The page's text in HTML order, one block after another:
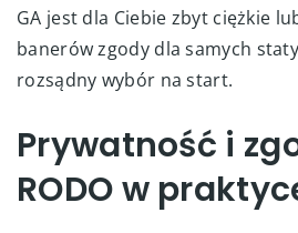
GA jest dla Ciebie zbyt ciężkie
banerów zgody dla samych
rozsądny wybór na start.
Prywatność i
RODO w